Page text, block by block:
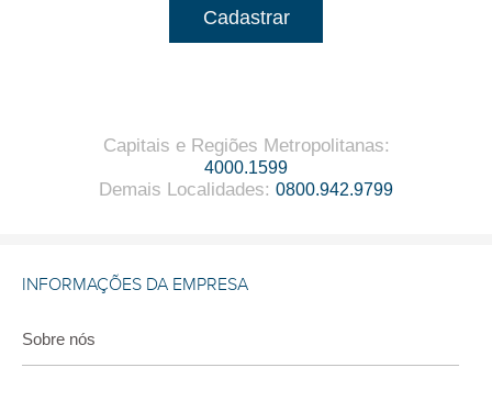
Cadastrar
Capitais e Regiões Metropolitanas:
4000.1599
Demais Localidades: 0800.942.9799
INFORMAÇÕES DA EMPRESA
Sobre nós